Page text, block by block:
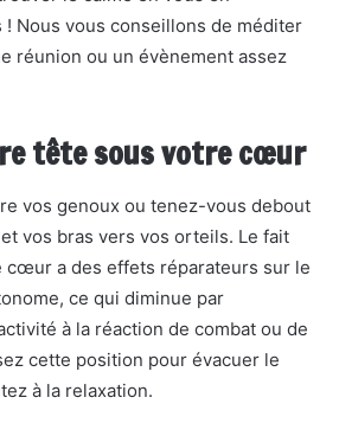
Nous vous conseillons de méditer
réunion ou un évènement assez
tête sous votre cœur
vos genoux ou tenez-vous debout
vos bras vers vos orteils. Le fait
cœur a des effets réparateurs sur le
ce qui diminue par
à la réaction de combat ou de
cette position pour évacuer le
à la relaxation.